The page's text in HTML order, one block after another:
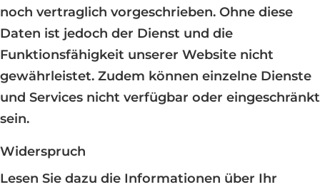
noch vertraglich vorgeschrieben. Ohne diese
Daten ist jedoch der Dienst und die
Funktionsfähigkeit unserer Website nicht
gewährleistet. Zudem können einzelne Dienste
und Services nicht verfügbar oder eingeschränkt
sein.
Widerspruch
Lesen Sie dazu die Informationen über Ihr